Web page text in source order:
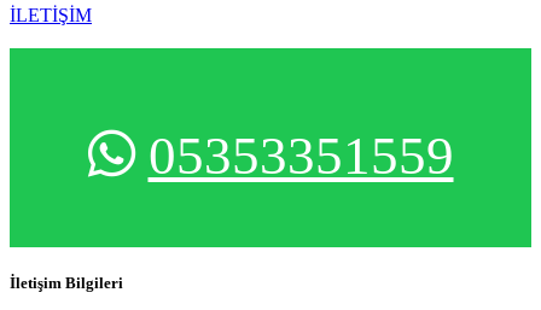
İLETİŞİM
05353351559
İletişim Bilgileri